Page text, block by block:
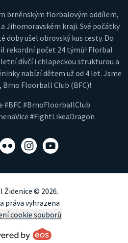
brněnským florbalovým oddílem,
Jihomoravském kraji. Své počátky
doby ušel obrovský kus cesty. Do
rekordní počet 24 týmů! Florbal
dívčí i chlapeckou strukturou a
nabízí dětem už od 4 let. Jsme
Brno Floorball Club (BFC)!
#BFC #BrnoFloorballClub
#FightLikeaDragon
Flickr Instagram
YouTube
Židenice © 2026.
práva vyhrazena
cookie souborů